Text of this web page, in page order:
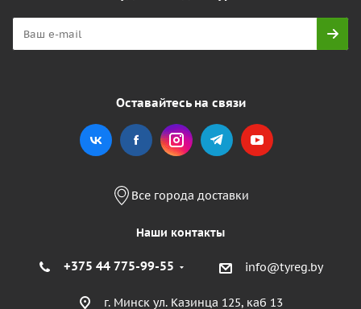
Оставайтесь на связи
Все города доставки
Наши контакты
+375 44 775-99-55 info@tyreg.by
г. Минск ул. Казинца 125, каб 13